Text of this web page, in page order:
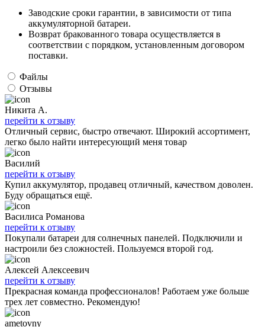
Заводские сроки гарантии, в зависимости от типа
аккумуляторной батареи.
Возврат бракованного товара осуществляется в
соответствии с порядком, установленным договором
поставки.
Файлы
Отзывы
Никита А.
перейти к отзыву
Отличный сервис, быстро отвечают. Широкий ассортимент,
легко было найти интересующий меня товар
Василий
перейти к отзыву
Купил аккумулятор, продавец отличный, качеством доволен.
Буду обращаться ещё.
Василиса Романова
перейти к отзыву
Покупали батареи для солнечных панелей. Подключили и
настроили без сложностей. Пользуемся второй год.
Алексей Алексеевич
перейти к отзыву
Прекрасная команда профессионалов! Работаем уже больше
трех лет совместно. Рекомендую!
ametovny